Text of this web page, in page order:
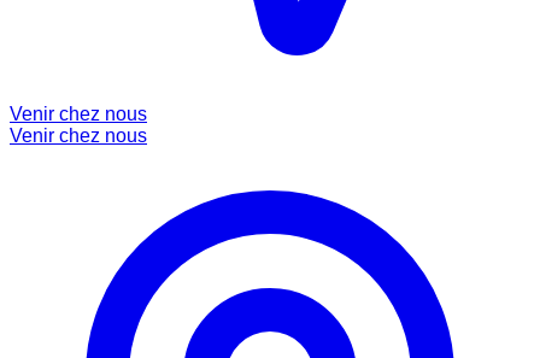
Venir chez nous
Venir chez nous